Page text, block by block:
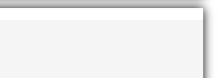
fick ta emot priset ”Årets pulshöjare”,